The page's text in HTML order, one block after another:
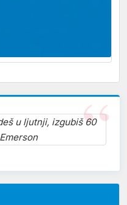
u ljutnji, izgubiš 60